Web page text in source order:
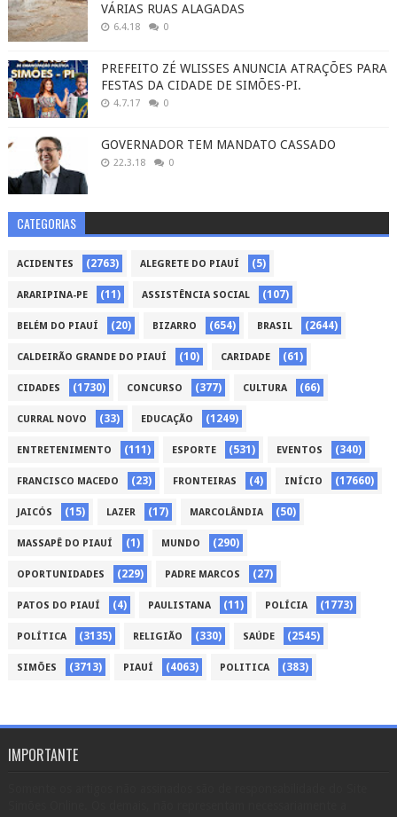
VÁRIAS RUAS ALAGADAS
6.4.18 0
PREFEITO ZÉ WLISSES ANUNCIA ATRAÇÕES PARA
FESTAS DA CIDADE DE SIMÕES-PI.
4.7.17 0
GOVERNADOR TEM MANDATO CASSADO
22.3.18 0
CATEGORIAS
ACIDENTES (2763) ALEGRETE DO PIAUÍ (5)
ARARIPINA-PE (11) ASSISTÊNCIA SOCIAL (107)
BELÉM DO PIAUÍ (20) BIZARRO (654) BRASIL (2644)
CALDEIRÃO GRANDE DO PIAUÍ (10) CARIDADE (61)
CIDADES (1730) CONCURSO (377) CULTURA (66)
CURRAL NOVO (33) EDUCAÇÃO (1249)
ENTRETENIMENTO (111) ESPORTE (531) EVENTOS (340)
FRANCISCO MACEDO (23) FRONTEIRAS (4) INÍCIO (17660)
JAICÓS (15) LAZER (17) MARCOLÂNDIA (50)
MASSAPÊ DO PIAUÍ (1) MUNDO (290)
OPORTUNIDADES (229) PADRE MARCOS (27)
PATOS DO PIAUÍ (4) PAULISTANA (11) POLÍCIA (1773)
POLÍTICA (3135) RELIGIÃO (330) SAÚDE (2545)
SIMÕES (3713) PIAUÍ (4063) POLITICA (383)
IMPORTANTE